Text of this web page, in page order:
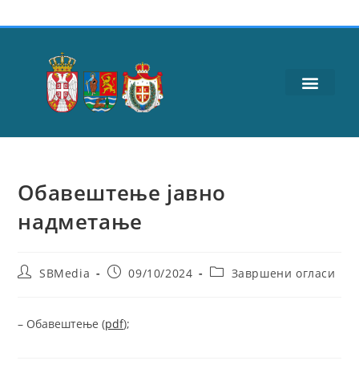
Обавештење јавнo
надметање
SBMedia 09/10/2024 Завршени огласи
– Обавештење (pdf);